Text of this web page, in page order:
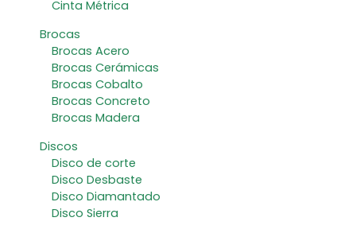
Cinta Métrica
Brocas
Brocas Acero
Brocas Cerámicas
Brocas Cobalto
Brocas Concreto
Brocas Madera
Discos
Disco de corte
Disco Desbaste
Disco Diamantado
Disco Sierra